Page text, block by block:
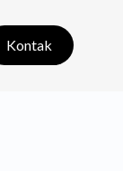
Kontak